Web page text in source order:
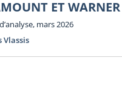
ET
mars 2026
Vlassis